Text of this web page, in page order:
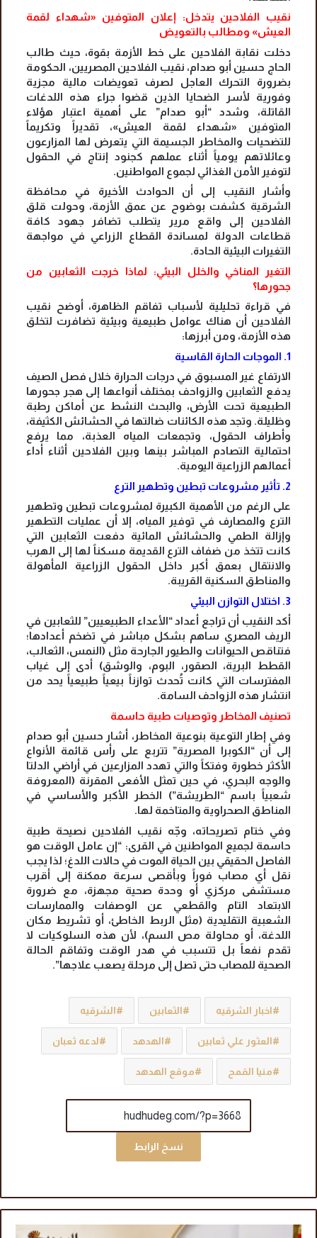
نقيب الفلاحين يتدخل: إعلان المتوفين «شهداء لقمة
العيش» ومطالب بالتعويض
دخلت نقابة الفلاحين على خط الأزمة بقوة، حيث طالب
الحاج حسين أبو صدام، نقيب الفلاحين المصريين، الحكومة
بضرورة التحرك العاجل لصرف تعويضات مالية مجزية
وفورية لأسر الضحايا الذين قضوا جراء هذه اللدغات
القاتلة، وشدد “أبو صدام” على أهمية اعتبار هؤلاء
المتوفين «شهداء لقمة العيش»، تقديراً وتكريماً
للتضحيات والمخاطر الجسيمة التي يتعرض لها المزارعون
وعائلاتهم يومياً أثناء عملهم كجنود إنتاج في الحقول
لتوفير الأمن الغذائي لجموع المواطنين.
وأشار النقيب إلى أن الحوادث الأخيرة في محافظة
الشرقية كشفت بوضوح عن عمق الأزمة، وحولت قلق
الفلاحين إلى واقع مرير يتطلب تضافر جهود كافة
قطاعات الدولة لمساندة القطاع الزراعي في مواجهة
التغيرات البيئية الحادة.
التغير المناخي والخلل البيئي: لماذا خرجت الثعابين من
جحورها؟
في قراءة تحليلية لأسباب تفاقم الظاهرة، أوضح نقيب
الفلاحين أن هناك عوامل طبيعية وبيئية تضافرت لتخلق
هذه الأزمة، ومن أبرزها:
1. الموجات الحارة القاسية
الارتفاع غير المسبوق في درجات الحرارة خلال فصل الصيف
يدفع الثعابين والزواحف بمختلف أنواعها إلى هجر جحورها
الطبيعية تحت الأرض، والبحث النشط عن أماكن رطبة
وظليلة. وتجد هذه الكائنات ضالتها في الحشائش الكثيفة،
وأطراف الحقول، وتجمعات المياه العذبة، مما يرفع
احتمالية التصادم المباشر بينها وبين الفلاحين أثناء أداء
أعمالهم الزراعية اليومية.
2. تأثير مشروعات تبطين وتطهير الترع
على الرغم من الأهمية الكبيرة لمشروعات تبطين وتطهير
الترع والمصارف في توفير المياه، إلا أن عمليات التطهير
وإزالة الطمي والحشائش المائية دفعت الثعابين التي
كانت تتخذ من ضفاف الترع القديمة مسكناً لها إلى الهرب
والانتقال بعمق أكبر داخل الحقول الزراعية المأهولة
والمناطق السكنية القريبة.
3. اختلال التوازن البيئي
أكد النقيب أن تراجع أعداد “الأعداء الطبيعيين” للثعابين في
الريف المصري ساهم بشكل مباشر في تضخم أعدادها؛
فتناقص الحيوانات والطيور الجارحة مثل (النمس، الثعالب،
القطط البرية، الصقور، البوم، والوشق) أدى إلى غياب
المفترسات التي كانت تُحدث توازناً بيعياً طبيعياً يحد من
انتشار هذه الزواحف السامة.
تصنيف المخاطر وتوصيات طبية حاسمة
وفي إطار التوعية بنوعية المخاطر، أشار حسين أبو صدام
إلى أن “الكوبرا المصرية” تتربع على رأس قائمة الأنواع
الأكثر خطورة وفتكاً والتي تهدد المزارعين في أراضي الدلتا
والوجه البحري، في حين تمثل الأفعى المقرنة (المعروفة
شعبياً باسم “الطريشة”) الخطر الأكبر والأساسي في
المناطق الصحراوية والمتاخمة لها.
وفي ختام تصريحاته، وجّه نقيب الفلاحين نصيحة طبية
حاسمة لجميع المواطنين في القرى: “إن عامل الوقت هو
الفاصل الحقيقي بين الحياة الموت في حالات اللدغ؛ لذا يجب
نقل أي مصاب فوراً وبأقصى سرعة ممكنة إلى أقرب
مستشفى مركزي أو وحدة صحية مجهزة، مع ضرورة
الابتعاد التام والقطعي عن الوصفات والممارسات
الشعبية التقليدية (مثل الربط الخاطئ، أو تشريط مكان
اللدغة، أو محاولة مص السم)، لأن هذه السلوكيات لا
تقدم نفعاً بل تتسبب في هدر الوقت وتفاقم الحالة
الصحية للمصاب حتى تصل إلى مرحلة يصعب علاجها”.
اخبار الشرقيه الثعابين الشرقيه
العثور علي ثعابين الهدهد لدعه ثعبان
منيا القمح موقع الهدهد
نسخ الرابط
س